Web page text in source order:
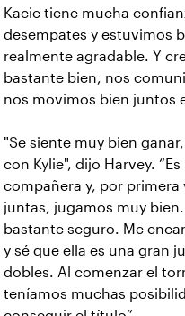
Kacie tiene mucha
desempates y estuvimos
realmente agradable. Y
bastante bien, nos
nos movimos bien juntos
"Se siente muy bien
con Kylie", dijo Harvey.
compañera y, por primera
juntas, jugamos muy
bastante seguro. Me
y sé que ella es una gran
dobles. Al comenzar el
teníamos muchas